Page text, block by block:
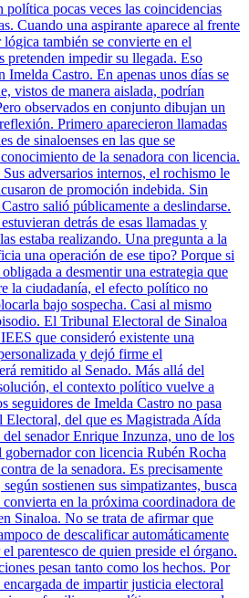
pocas veces las coincidencias
Cuando una aspirante aparece al frente
también se convierte en el
pretenden impedir su llegada. Eso
Imelda Castro. En apenas unos días se
vistos de manera aislada, podrían
observados en conjunto dibujan un
Primero aparecieron llamadas
de sinaloenses en las que se
de la senadora con licencia.
adversarios internos, el rochismo le
de promoción indebida. Sin
salió públicamente a deslindarse.
detrás de esas llamadas y
estaba realizando. Una pregunta a la
una operación de ese tipo? Porque si
a desmentir una estrategia que
la ciudadanía, el efecto político no
bajo sospecha. Casi al mismo
El Tribunal Electoral de Sinaloa
que consideró existente una
y dejó firme el
remitido al Senado. Más allá del
el contexto político vuelve a
seguidores de Imelda Castro no pasa
del que es Magistrada Aída
senador Enrique Inzunza, uno de los
gobernador con licencia Rubén Rocha
de la senadora. Es precisamente
sostienen sus simpatizantes, busca
convierta en la próxima coordinadora de
Sinaloa. No se trata de afirmar que
de descalificar automáticamente
parentesco de quien preside el órgano.
pesan tanto como los hechos. Por
de impartir justicia electoral